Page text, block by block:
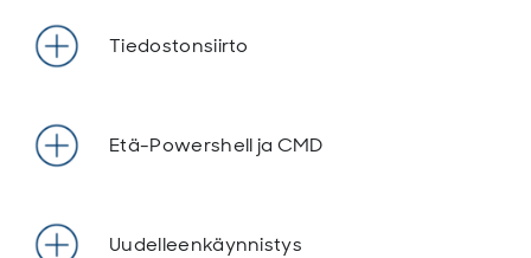
Tiedostonsiirto
Etä-Powershell ja CMD
Uudelleenkäynnistys